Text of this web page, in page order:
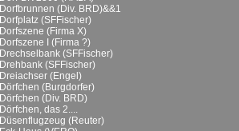
Dorfbrunnen (Div. BRD)&&1
Dorfplatz (SFFischer)
Dorfszene (Firma X)
Dorfszene I (Firma ?)
Drechselbank (SFFischer)
Drehbank (SFFischer)
Dreiachser (Engel)
Dörfchen (Burgdorfer)
Dörfchen (Div. BRD)
Dörfchen, das 2....
Düsenflugzeug (Reuter)